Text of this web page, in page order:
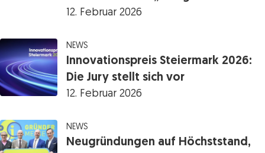
12. Februar 2026
NEWS
Innovationspreis Steiermark 2026:
Die Jury stellt sich vor
12. Februar 2026
NEWS
Neugründungen auf Höchststand,